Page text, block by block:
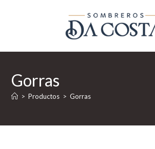
Gorras
> Productos > Gorras